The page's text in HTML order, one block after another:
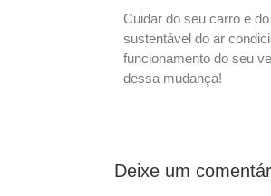
Cuidar do seu carro e
sustentável do ar
funcionamento do seu
dessa mudança!
Deixe um